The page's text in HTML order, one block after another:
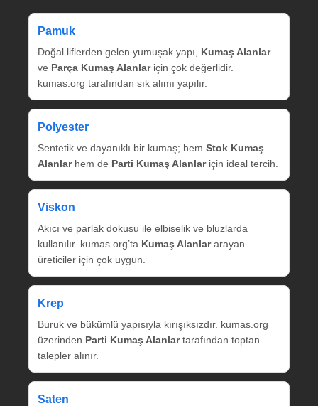
Pamuk
Doğal liflerden gelen yumuşak yapı, Kumaş Alanlar
ve Parça Kumaş Alanlariçin çok değerlidir.
kumas.org tarafından sık alımı yapılır.
Polyester
Sentetik ve dayanıklı bir kumaş; hem Stok Kumaş
Alanlarhem de Parti Kumaş Alanlariçin ideal tercih.
Viskon
Akıcı ve parlak dokusu ile elbiselik ve bluzlarda
kullanılır. kumas.org’ta Kumaş Alanlararayan
üreticiler için çok uygun.
Krep
Buruk ve bükümlü yapısıyla kırışıksızdır. kumas.org
üzerinden Parti Kumaş Alanlartarafından toptan
talepler alınır.
Saten